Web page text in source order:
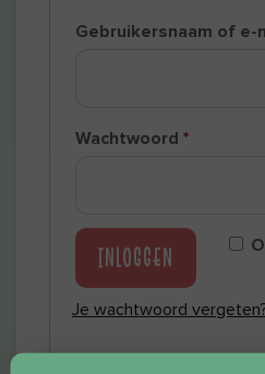
Gebruikersnaam of e-
Wachtwoord *
INLOGGEN
Je wachtwoord